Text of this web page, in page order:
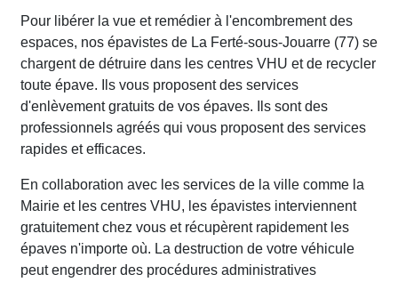
Pour libérer la vue et remédier à l'encombrement des
espaces, nos épavistes de La Ferté-sous-Jouarre (77) se
chargent de détruire dans les centres VHU et de recycler
toute épave. Ils vous proposent des services
d'enlèvement gratuits de vos épaves. Ils sont des
professionnels agréés qui vous proposent des services
rapides et efficaces.
En collaboration avec les services de la ville comme la
Mairie et les centres VHU, les épavistes interviennent
gratuitement chez vous et récupèrent rapidement les
épaves n'importe où. La destruction de votre véhicule
peut engendrer des procédures administratives